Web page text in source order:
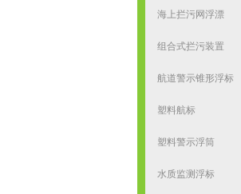
海上拦污网浮漂
组合式拦污装置
航道警示锥形浮标
塑料航标
塑料警示浮筒
水质监测浮标